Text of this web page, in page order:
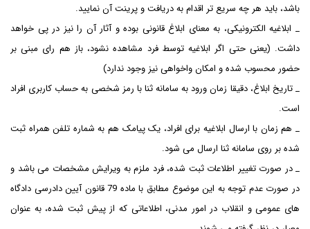
باشد، باید هر چه سریع تر اقدام به دریافت و پرینت آن نمایید.
_ ابلاغیه الکترونیکی، به معنای ابلاغ قانونی بوده و آثار آن را نیز در پی خواهد
داشت. (یعنی حتی اگر ابلاغیه توسط فرد مشاهده نشود، باز هم رای مبنی بر
حضور محسوب شده و امکان واخواهی نیز وجود ندارد)
_ تاریخ ابلاغ، دقیقا زمان ورود به سامانه ثنا با رمز شخصی به حساب کاربری افراد
است.
_ هم زمان با ارسال ابلاغیه برای افراد، یک پیامک هم به شماره تلفن همراه ثبت
شده بر روی سامانه ثنا ارسال می شود.
_ در صورت تغییر اطلاعات ثبت شده، فرد ملزم به ویرایش مشخصات می باشد و
در صورت عدم توجه به این موضوع مطابق با ماده 79 قانون آیین دادرسی دادگاه
های عمومی و انقلاب در امور مدنی، اطلاعاتی که از پیش ثبت شده، به عنوان